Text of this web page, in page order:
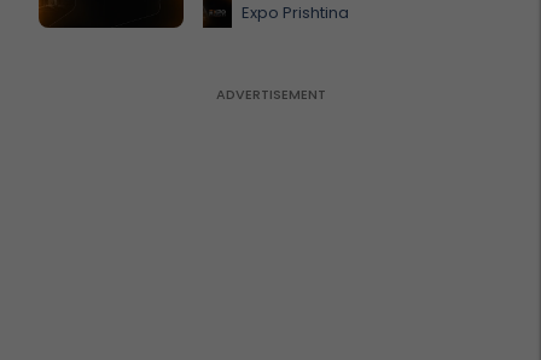
Expo Prishtina